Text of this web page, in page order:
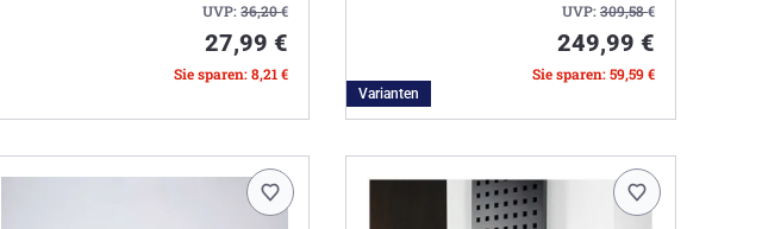
UVP:36,20€
27,99 €
Sie sparen: 8,21 €
UVP:309,58€
249,99 €
Sie sparen: 59,59 €
Varianten